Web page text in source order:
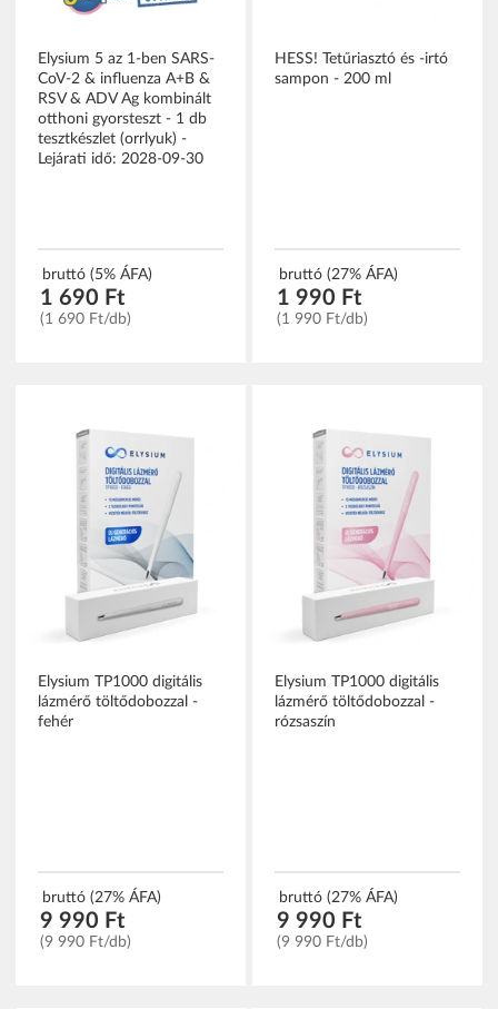
Elysium 5 az 1-ben SARS-
CoV-2 & influenza A+B &
RSV & ADV Ag kombinált
otthoni gyorsteszt - 1 db
tesztkészlet (orrlyuk) -
Lejárati idő: 2028-09-30
bruttó (5% ÁFA)
1 690 Ft
(1 690 Ft/db)
HESS! Tetűriasztó és -irtó
sampon - 200 ml
bruttó (27% ÁFA)
1 990 Ft
(1 990 Ft/db)
Elysium TP1000 digitális
lázmérő töltődobozzal -
fehér
bruttó (27% ÁFA)
9 990 Ft
(9 990 Ft/db)
Elysium TP1000 digitális
lázmérő töltődobozzal -
rózsaszín
bruttó (27% ÁFA)
9 990 Ft
(9 990 Ft/db)